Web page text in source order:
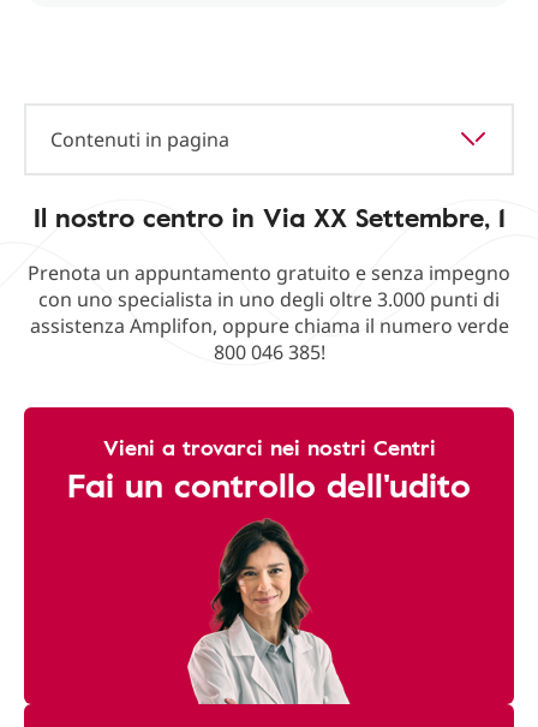
Contenuti in pagina
Il nostro centro in Via XX Settembre, 1
Prenota un appuntamento gratuito e senza impegno
con uno specialista in uno degli oltre 3.000 punti di
assistenza Amplifon, oppure chiama il numero verde
800 046 385!
Vieni a trovarci nei nostri Centri
Fai un controllo dell'udito